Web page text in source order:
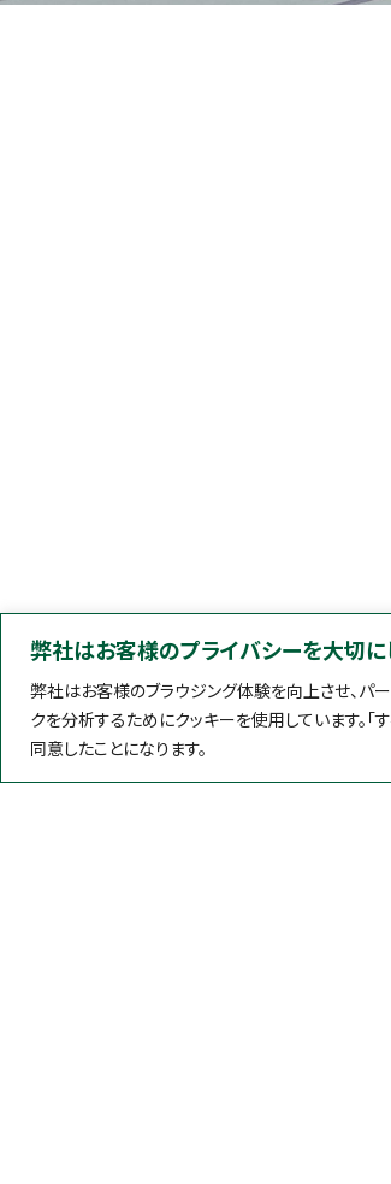
弊社はお客様のプライバシーを大切に
弊社はお客様のブラウジング体験を向上させ、パ
クを分析するためにクッキーを使用しています。「
同意したことになります。